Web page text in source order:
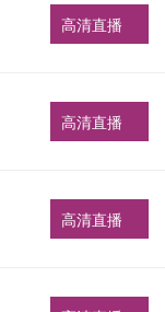
高清直播
高清直播
高清直播